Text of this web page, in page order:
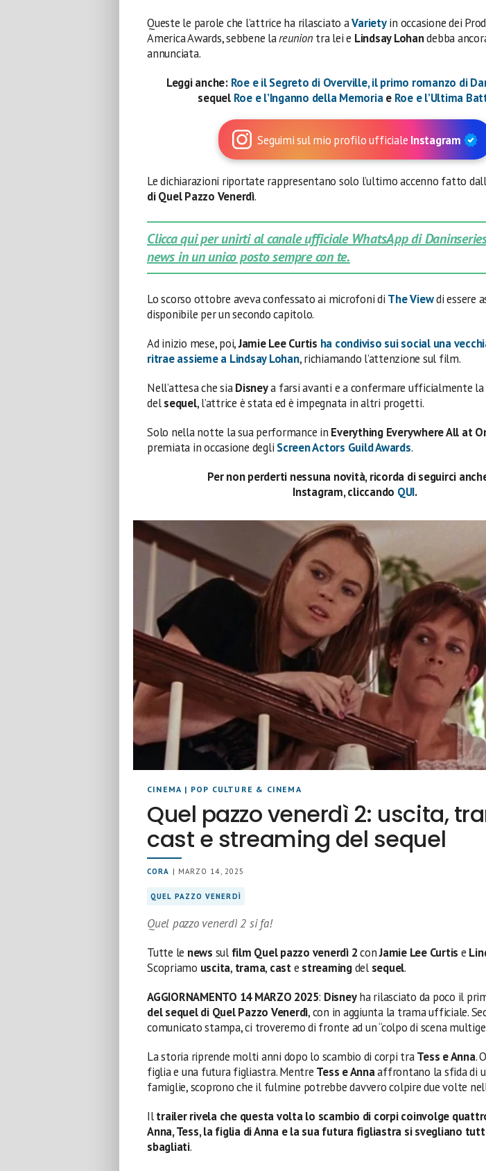
Queste le parole che l’attrice ha rilasciato aVarietyin occasione dei
America Awards, sebbene lareunion tra lei e Lindsay Lohandebba
annunciata.
Leggi anche: Roe e il Segreto di Overville, il primo romanzo di
sequel Roe e l’Inganno della Memoriae Roe e l’Ultima
Seguimi sul mio profilo ufficiale Instagram
Le dichiarazioni riportate rappresentano solo l’ultimo accenno fatto
di Quel Pazzo Venerdì.
Clicca qui per unirti al canale ufficiale WhatsApp di
news in un unico posto sempre con te.
Lo scorso ottobre aveva confessato ai microfoni di The Viewdi essere
disponibile per un secondo capitolo.
Ad inizio mese, poi,Jamie Lee Curtis ha condiviso sui social una
ritrae assieme a Lindsay Lohan, richiamando l’attenzione sul film.
Nell’attesa che siaDisneya farsi avanti e a confermare ufficialmente la
delsequel, l’attrice è stata ed è impegnata in altri progetti.
Solo nella notte la sua performance in Everything Everywhere All at
premiata in occasione degli Screen Actors Guild Awards.
Per non perderti nessuna novità, ricorda di seguirci
Instagram, cliccando QUI.
CINEMA | POP CULTURE & CINEMA
Quel pazzo venerdì 2: uscita,
cast e streaming del sequel
CORA | MARZO 14, 2025
QUEL PAZZO VENERDÌ
Quel pazzo venerdì 2 si fa!
Tutte le news sul film Quel pazzo venerdì 2conJamie Lee Curtis e
Scopriamo uscita, trama, caste streamingdel sequel.
AGGIORNAMENTO 14 MARZO 2025: Disneyha rilasciato da poco il
del sequel di Quel Pazzo Venerdì, con in aggiunta la trama ufficiale.
comunicato stampa, ci troveremo di fronte ad un “colpo di scena
La storia riprende molti anni dopo lo scambio di corpi traTess e Anna.
figlia e una futura figliastra. Mentre Tess e Annaaffrontano la sfida di
famiglie, scoprono che il fulmine potrebbe davvero colpire due volte
Iltrailer rivela che questa volta lo scambio di corpi coinvolge
Anna, Tess, la figlia di Anna e la sua futura figliastra si svegliano
sbagliati.